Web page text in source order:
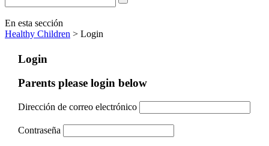
En esta sección
Healthy Children > Login
Login
Parents please login below
Dirección de correo electrónico
Contraseña